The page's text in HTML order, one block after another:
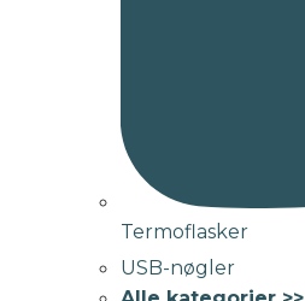
Termoflasker
USB-nøgler